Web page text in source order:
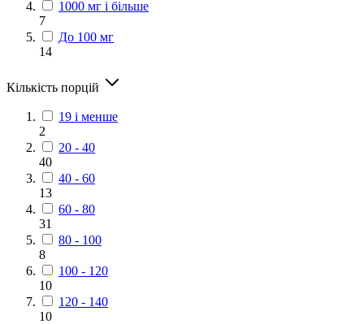
1000 мг і більше
7
До 100 мг
14
Кількість порцій
19 і менше
2
20 - 40
40
40 - 60
13
60 - 80
31
80 - 100
8
100 - 120
10
120 - 140
10